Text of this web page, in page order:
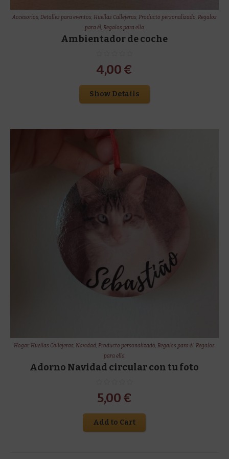
Accesorios, Detalles para eventos, Huellas Callejeras, Producto personalizado, Regalos
para él, Regalos para ella
Ambientador de coche
4,00 €
Show Details
Hogar,Huellas Callejeras,Navidad,Producto personalizado,Regalos para él,Regalos
para ella
Adorno Navidad circular con tu foto
5,00 €
Add to Cart